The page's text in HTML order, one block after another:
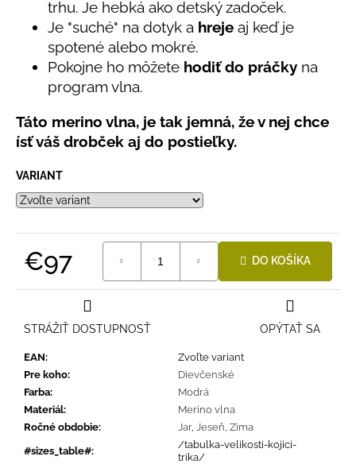
trhu. Je hebká ako detský zadoček.
Je "suché" na dotyk a hreje aj keď je
spotené alebo mokré.
Pokojne ho môžete hodiť do práčky na
program vlna.
Táto merino vlna, je tak jemná, že v nej chce
ísť váš drobček aj do postieľky.
VARIANT
€97 DO KOŠÍKA
EAN:
Zvoľte variant
Pre koho:
Dievčenské
Farba:
Modrá
Materiál:
Merino vlna
Ročné obdobie: Jar, Jeseň Zima
#sizes_table#:
/tabulka-velikosti-kojici-
trika/
OPÝTAŤ SA
STRÁŽIŤ DOSTUPNOSŤ
DETSKÁ
LETNÁ
S
UV
30
MODRÁ
€16